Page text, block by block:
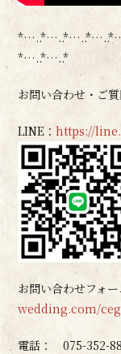
*…..*…..*
お問い合わせ・ご
LINE：https://
お問い合わせフォ
wedding.com/
電話： 075-352-